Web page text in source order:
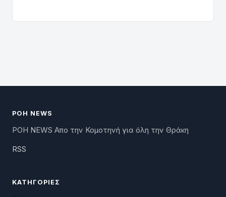
ΡΟΗ NEWS
ΡΟΗ NEWS Απο την Κομοτηνή για όλη την Θράκη
RSS
ΚΑΤΗΓΟΡΊΕΣ